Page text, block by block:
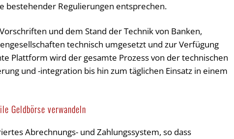
bestehender Regulierungen entsprechen.
und dem Stand der Technik von Banken,
technisch umgesetzt und zur Verfügung
Plattform wird der gesamte Prozess von der technischen
und -integration bis hin zum täglichen Einsatz in einem
Geldbörse verwandeln
Abrechnungs- und Zahlungssystem, so dass